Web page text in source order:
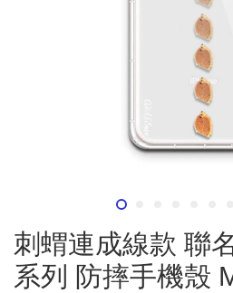
刺蝟連成線款 聯
系列 防摔手機殼